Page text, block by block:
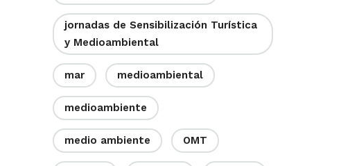
jornadas de Sensibilización Turística
y Medioambiental
mar medioambiental
medioambiente
medio ambiente OMT